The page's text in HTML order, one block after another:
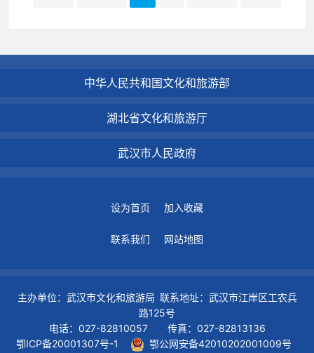
中华人民共和国文化和旅游部
湖北省文化和旅游厅
武汉市人民政府
设为首页 加入收藏
联系我们 网站地图
主办单位：武汉市文化和旅游局 联系地址：武汉市江岸区工农兵
路125号
电话：027-82810057 传真：027-82813136
鄂ICP备20001307号-1
鄂公网安备42010202001009号